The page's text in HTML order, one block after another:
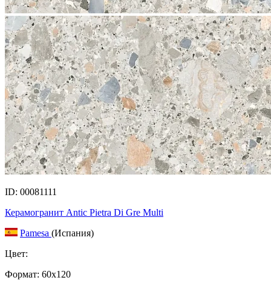
ID: 00081111
Керамогранит Antic Pietra Di Gre Multi
Pamesa (Испания)
Цвет:
Формат: 60x120